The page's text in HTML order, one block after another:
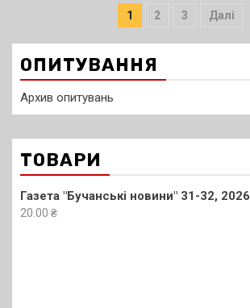
Пагінація
записів
1 2 3 Далі
ОПИТУВАННЯ
Архив опитувань
ТОВАРИ
Газета "Бучанські новини" 31-32, 2026
20.00 ₴